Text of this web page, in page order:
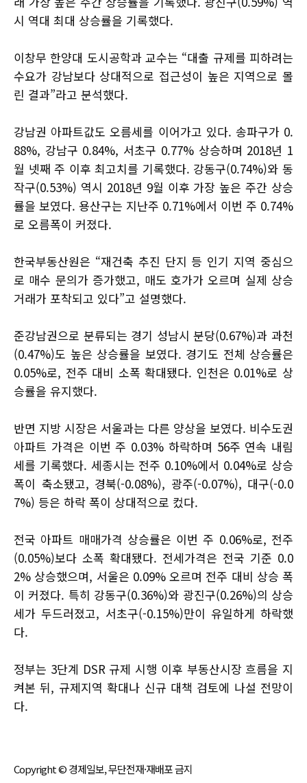
시 역대 최대 상승률을 기록했다.
이창무 한양대 도시공학과 교수는 “대출 규제를 피하려는
수요가 강남보다 상대적으로 접근성이 높은 지역으로 몰
린 결과”라고 분석했다.
강남권 아파트값도 오름세를 이어가고 있다. 송파구가 0.
88%, 강남구 0.84%, 서초구 0.77% 상승하며 2018년 1
월 넷째 주 이후 최고치를 기록했다. 강동구(0.74%)와 동
작구(0.53%) 역시 2018년 9월 이후 가장 높은 주간 상승
률을 보였다. 용산구는 지난주 0.71%에서 이번 주 0.74%
로 오름폭이 커졌다.
한국부동산원은 “재건축 추진 단지 등 인기 지역 중심으
로 매수 문의가 증가했고, 매도 호가가 오르며 실제 상승
거래가 포착되고 있다”고 설명했다.
준강남권으로 분류되는 경기 성남시 분당(0.67%)과 과천
(0.47%)도 높은 상승률을 보였다. 경기도 전체 상승률은
0.05%로, 전주 대비 소폭 확대됐다. 인천은 0.01%로 상
승률을 유지했다.
반면 지방 시장은 서울과는 다른 양상을 보였다. 비수도권
아파트 가격은 이번 주 0.03% 하락하며 56주 연속 내림
세를 기록했다. 세종시는 전주 0.10%에서 0.04%로 상승
폭이 축소됐고, 경북(-0.08%), 광주(-0.07%), 대구(-0.0
7%) 등은 하락 폭이 상대적으로 컸다.
전국 아파트 매매가격 상승률은 이번 주 0.06%로, 전주
(0.05%)보다 소폭 확대됐다. 전세가격은 전국 기준 0.0
2% 상승했으며, 서울은 0.09% 오르며 전주 대비 상승 폭
이 커졌다. 특히 강동구(0.36%)와 광진구(0.26%)의 상승
세가 두드러졌고, 서초구(-0.15%)만이 유일하게 하락했
다.
정부는 3단계 DSR 규제 시행 이후 부동산시장 흐름을 지
켜본 뒤, 규제지역 확대나 신규 대책 검토에 나설 전망이
다.
Copyright © 경제일보, 무단전재·재배포 금지